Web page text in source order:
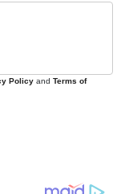
Policy and Terms of